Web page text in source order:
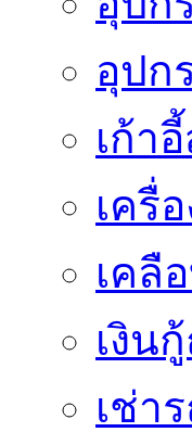
อุปก
เก้า
เครื่
เคลื
เงิน
เช่า